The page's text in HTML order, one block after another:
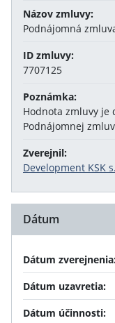
Názov zmluvy:
Podnájomná
ID zmluvy:
7707125
Poznámka:
Hodnota zmluvy je
Podnájomnej
Zverejnil:
Development KSK
Dátum
Dátum
Dátum uzavretia:
Dátum účinnosti: